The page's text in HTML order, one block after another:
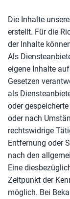
Die Inhalte
erstellt. Für die
der Inhalte
Als
eigene Inhalte
Gesetzen
als
oder
oder nach
rechtswidrige
Entfernung oder
nach den
Eine
Zeitpunkt der
möglich. Bei